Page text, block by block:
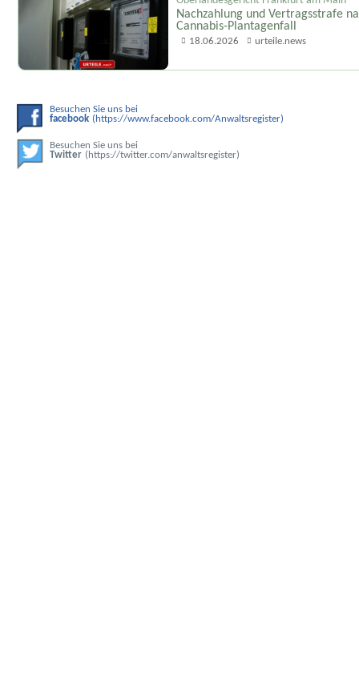
Nachzahlung und Vertragsstrafe
Cannabis-Plantagenfall
18.06.2026 urteile.news
Besuchen Sie uns bei
facebook (https://www.facebook.com/Anwaltsregister)
Besuchen Sie uns bei
Twitter (https://twitter.com/anwaltsregister)